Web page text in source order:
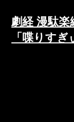
劇経 漫駄楽
「喋りすぎ